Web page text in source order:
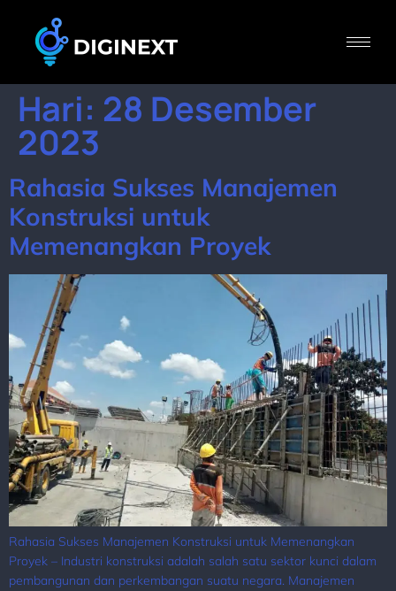
Hari: 28 Desember
2023
Rahasia Sukses Manajemen
Konstruksi untuk
Memenangkan Proyek
Rahasia Sukses Manajemen Konstruksi untuk Memenangkan
Proyek – Industri konstruksi adalah salah satu sektor kunci dalam
pembangunan dan perkembangan suatu negara. Manajemen